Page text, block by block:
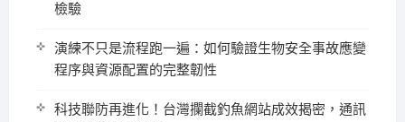
檢驗
演練不只是流程跑一遍：如何驗證生物安全事故應變
程序與資源配置的完整韌性
科技聯防再進化！台灣攔截釣魚網站成效揭密，通訊